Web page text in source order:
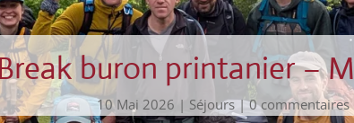
buron printanier –
10 Mai 2026 | Séjours|0 commentaires